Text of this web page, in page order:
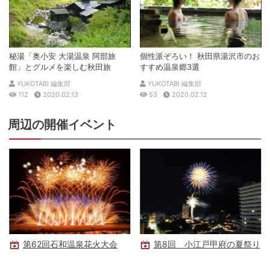
秘湯「奥小安 大湯温泉 阿部旅
館」とグルメを楽しむ秋田旅
YUKOTABI 編集部
112
2020.02.13
個性派ぞろい！ 秋田県湯沢市のお
すすめ温泉郷3選
YUKOTABI 編集部
53
2020.02.12
周辺の開催イベント
第62回石和温泉花火大会 第8回 小江戸甲府の夏祭り